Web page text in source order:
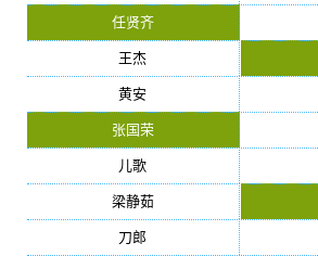
任贤齐
王杰
黄安
张国荣
儿歌
梁静茹
刀郎